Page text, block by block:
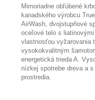
Mimoriadne obľúbené
kanadského výrobcu
AirWash, dvojstupňové
oceľové telo s
vlastnosťou vyžarovania
vysokokvalitným
energetická trieda A.
nízkej spotrebe dreva a
prostredia.